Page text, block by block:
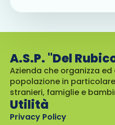
A.S.P. "Del
Azienda che organizza
popolazione in
stranieri, famiglie e
Utilità
Privacy Policy